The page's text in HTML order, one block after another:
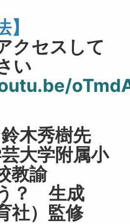
クセスして
い
鈴木秀樹先
大学附属小
教諭
う？ 生成
社）監修